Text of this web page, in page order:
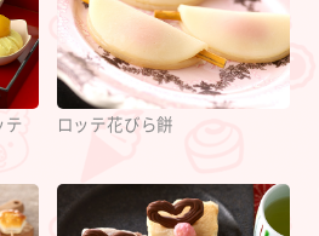
テ
ロッテ花びら餅